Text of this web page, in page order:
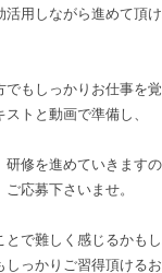
活用しながら進めて頂
でもしっかりお仕事を覚
トと動画で準備し、
修を進めていきますの
応募下さいませ。
で難しく感じるかもし
しっかりご習得頂ける